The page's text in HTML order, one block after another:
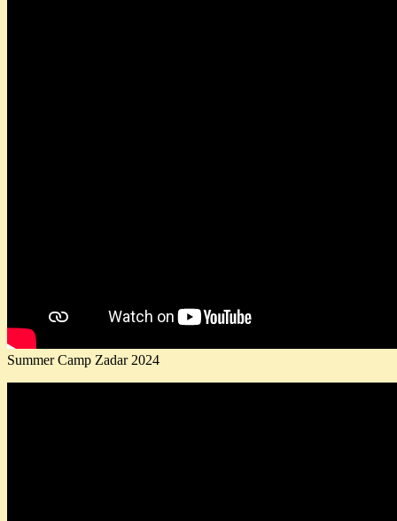
Summer Camp Zadar 2024